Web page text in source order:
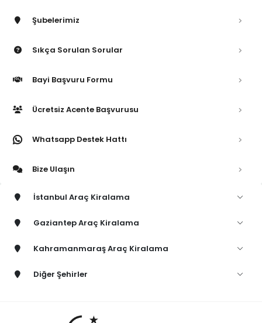
Şubelerimiz
Sıkça Sorulan Sorular
Bayi Başvuru Formu
Ücretsiz Acente Başvurusu
Whatsapp Destek Hattı
Bize Ulaşın
İstanbul Araç Kiralama
Gaziantep Araç Kiralama
Kahramanmaraş Araç Kiralama
Diğer Şehirler